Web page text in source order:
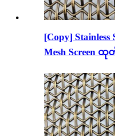
[Copy] Stainless
Mesh Screen